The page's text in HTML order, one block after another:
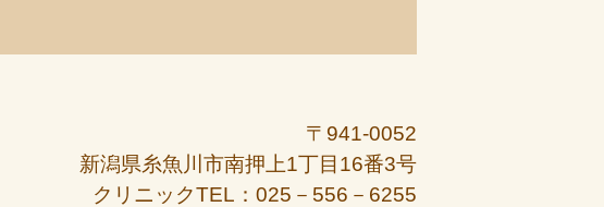
〒941-0052
新潟県糸魚川市南押上1丁目16番3号
クリニックTEL：025－556－6255